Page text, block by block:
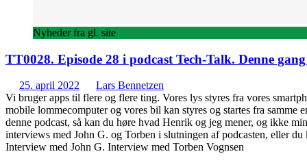
Nyheder fra gl. site
TT0028. Episode 28 i podcast Tech-Talk. Denne
25. april 2022
Lars Bennetzen
Vi bruger apps til flere og flere ting. Vores lys styres fra vores
mobile lommecomputer og vores bil kan styres og startes fra
denne podcast, så kan du høre hvad Henrik og jeg mener, og ikke
interviews med John G. og Torben i slutningen af podcasten, eller
Interview med John G. Interview med Torben Vognsen